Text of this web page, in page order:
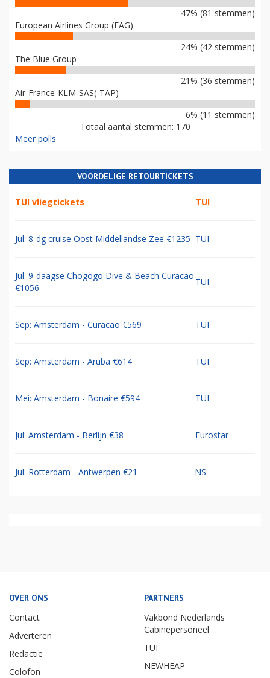
47% (81 stemmen)
European Airlines Group (EAG)
24% (42 stemmen)
The Blue Group
21% (36 stemmen)
Air-France-KLM-SAS(-TAP)
6% (11 stemmen)
Totaal aantal stemmen: 170
Meer polls
VOORDELIGE RETOURTICKETS
TUI vliegtickets TUI
Jul: 8-dg cruise Oost Middellandse Zee €1235 TUI
Jul: 9-daagse Chogogo Dive & Beach Curacao
€1056
TUI
Sep: Amsterdam - Curacao €569 TUI
Sep: Amsterdam - Aruba €614 TUI
Mei: Amsterdam - Bonaire €594 TUI
Jul: Amsterdam - Berlijn €38 Eurostar
Jul: Rotterdam - Antwerpen €21 NS
OVER ONS
Contact
Adverteren
Redactie
Colofon
PARTNERS
Vakbond Nederlands
Cabinepersoneel
TUI
NEWHEAP